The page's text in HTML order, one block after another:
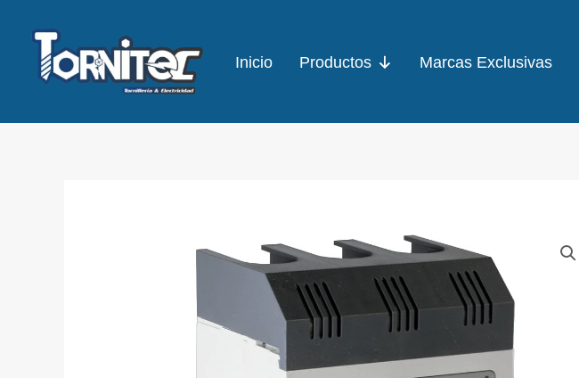
contenido
Inicio Productos Marcas Exclusivas